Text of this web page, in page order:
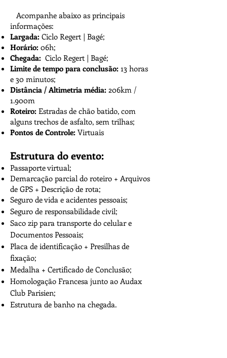
Acompanhe abaixo as principais
informações:
Largada: Ciclo Regert | Bagé;
Horário: 06h;
Chegada: Ciclo Regert | Bagé;
Limite de tempo para conclusão: 13 horas
e 30 minutos;
Distância / Altimetria média: 206km /
1.900m
Roteiro: Estradas de chão batido, com
alguns trechos de asfalto, sem trilhas;
Pontos de Controle: Virtuais
Estrutura do evento:
Passaporte virtual;
Demarcação parcial do roteiro + Arquivos
de GPS + Descrição de rota;
Seguro de vida e acidentes pessoais;
Seguro de responsabilidade civil;
Saco zip para transporte do celular e
Documentos Pessoais;
Placa de identificação + Presilhas de
fixação;
Medalha + Certificado de Conclusão;
Homologação Francesa junto ao Audax
Club Parisien;
Estrutura de banho na chegada.